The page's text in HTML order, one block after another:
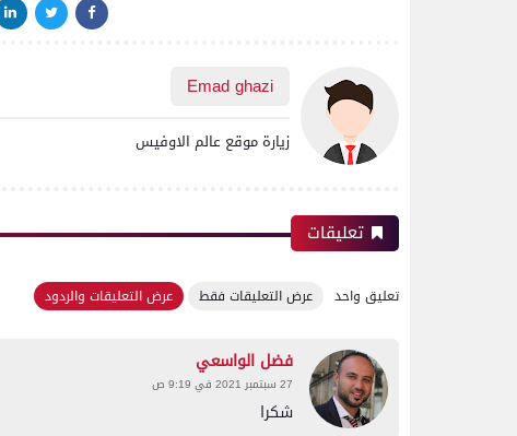
Emad ghazi
زيارة موقع عالم الاوفيس
تعليقات
تعليق واحد عرض التعليقات فقط عرض التعليقات والردود
فضل الواسعي
27 سبتمبر 2021 في 9:19 ص
شكرا